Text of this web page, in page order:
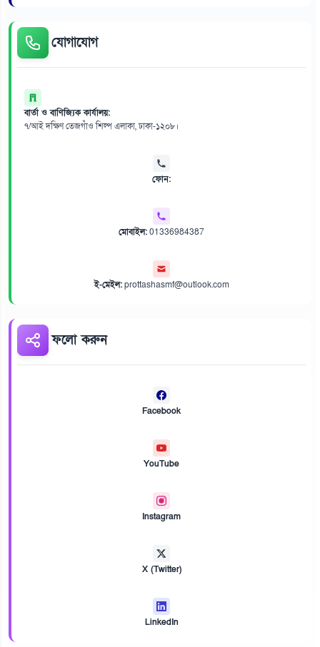
যোগাযোগ
বার্তা ও বাণিজ্যিক কার্যালয়:
৭/আই দক্ষিণ তেজগাঁও শিল্প এলাকা, ঢাকা-১২০৮।
ফোন:
মোবাইল:01336984387
ই-মেইল:prottashasmf@outlook.com
ফলো করুন
Facebook
YouTube
Instagram
X (Twitter)
LinkedIn